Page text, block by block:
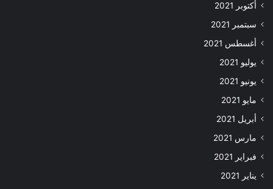
أكتوبر 2021
سبتمبر 2021
أغسطس 2021
يوليو 2021
يونيو 2021
مايو 2021
أبريل 2021
مارس 2021
فبراير 2021
يناير 2021